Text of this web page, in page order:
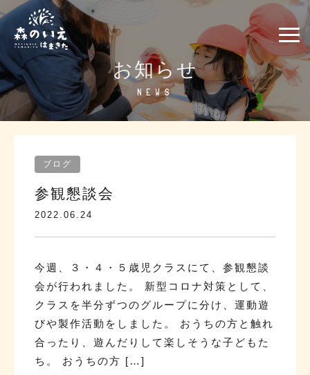
お知らせ
NEWS
ブログ
参観懇談会
2022.06.24
今週、３・４・５歳児クラスにて、参観懇談
会が行われました。 新型コロナ対策として、
クラスを半分ずつのグループに分け、運動遊
びや製作活動をしました。 おうちの方と触れ
合ったり、遊んだりして楽しそうな子どもた
ち。 おうちの方 […]